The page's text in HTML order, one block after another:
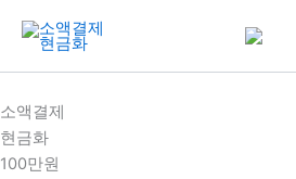
건
너
뛰
소액결제
현금화
100만원